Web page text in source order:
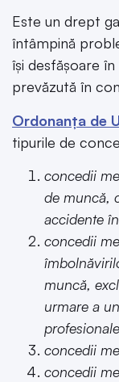
Este un drept
întâmpină
își desfășoare
prevăzută în
Ordonanța de
tipurile de
concedii
de muncă,
accidente
concedii
muncă,
urmare a
concedii
concedii